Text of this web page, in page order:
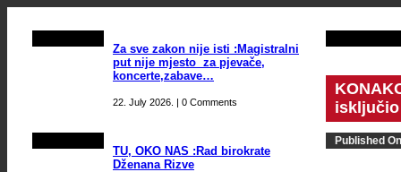
Za sve zakon nije isti :Magistralni
put nije mjesto za pjevače,
koncerte,zabave…
22. July 2026. | 0 Comments
TU, OKO NAS :Rad birokrate
Dženana Rizve
Published